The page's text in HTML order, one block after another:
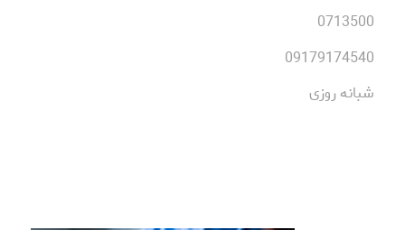
0713500
09179174540
شبانه روزی